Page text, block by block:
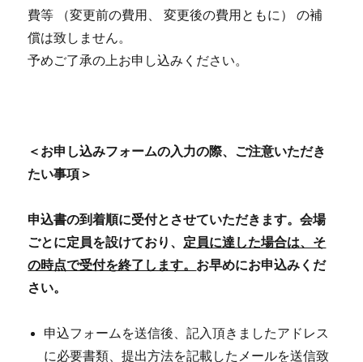
費等 （変更前の費用、 変更後の費用ともに） の補
償は致しません。
予めご了承の上お申し込みください。
＜お申し込みフォームの入力の際、ご注意いただき
たい事項＞
申込書の到着順に受付とさせていただきます。会場
ごとに定員を設けており、 定員に達した場合は、そ
の時点で受付を終了します。 お早めにお申込みくだ
さい。
申込フォームを送信後、記入頂きましたアドレス
に必要書類、提出方法を記載したメールを送信致